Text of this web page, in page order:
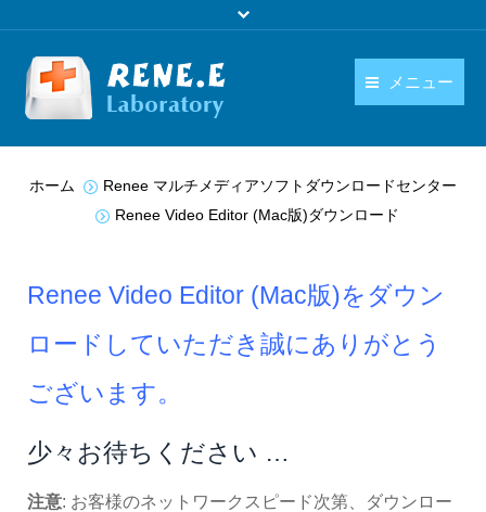
メニュー
ダウンロード
操作ガイド
お問い合わせ
日本語
language
ホーム
Renee マルチメディアソフトダウンロードセンター
Renee Video Editor (Mac版)ダウンロード
Renee Video Editor (Mac版)をダウン
ロードしていただき誠にありがとう
ございます。
少々お待ちください …
注意: お客様のネットワークスピード次第、ダウンロー